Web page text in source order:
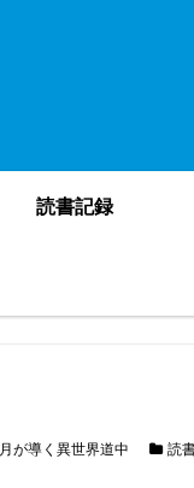
読書記録
月が導く異世界道中 読